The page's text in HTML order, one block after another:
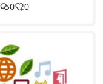
0 0